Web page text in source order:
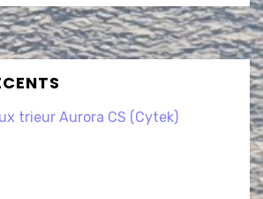
trieur Aurora CS (Cytek)